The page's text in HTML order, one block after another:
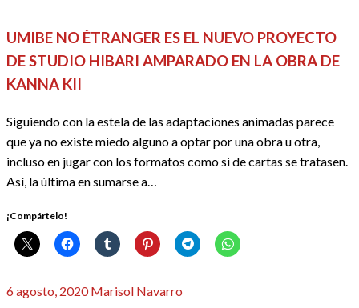
UMIBE NO ÉTRANGER ES EL NUEVO PROYECTO
DE STUDIO HIBARI AMPARADO EN LA OBRA DE
KANNA KII
Siguiendo con la estela de las adaptaciones animadas parece
que ya no existe miedo alguno a optar por una obra u otra,
incluso en jugar con los formatos como si de cartas se tratasen.
Así, la última en sumarse a…
¡Compártelo!
Publicado
6 agosto, 2020 Marisol Navarro